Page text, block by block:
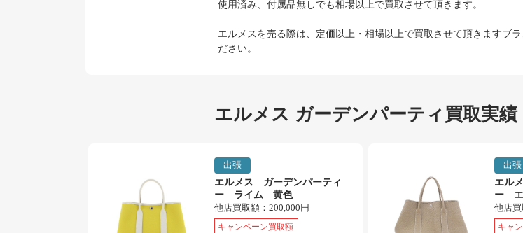
使用済み、付属品無しでも相場以上で買取させて頂きます。
エルメスを売る際は、定価以上・相場以上で買取させて頂きますブラ
ださい。
エルメス ガーデンパーティ買取実績
出張
エルメス ガーデンパーティ
ー ライム 黄色
他店買取額： 200,000円
キャンペーン買取額
出張
エル
ー エ
他店買
キャ